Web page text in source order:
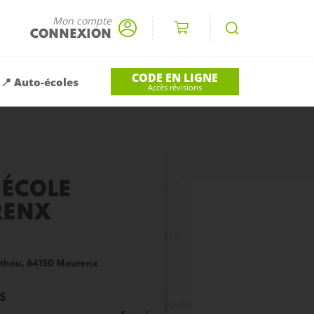
Mon compte
CONNEXION
📍 Auto-écoles CODE EN LIGNE
Accès révisions
64150 Mourenx